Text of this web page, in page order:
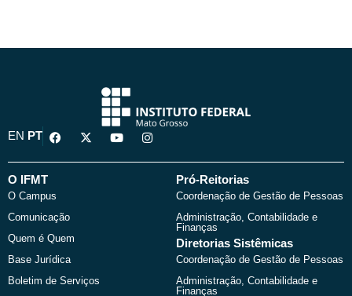
EN PT
F
a
e
o
k
X
-
w
Y
o
t
I
n
t
O IFMT
O Campus
Comunicação
Quem é Quem
Base Jurídica
Boletim de Serviços
Pró-Reitorias
Coordenação de Gestão de Pessoas
Administração, Contabilidade e
Finanças
Diretorias Sistêmicas
Coordenação de Gestão de Pessoas
Administração, Contabilidade e
Finanças